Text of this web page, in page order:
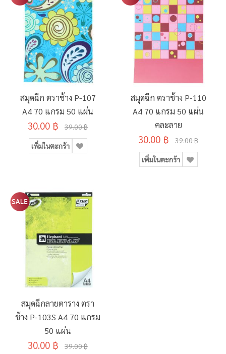
สมุดฉีก ตราช้าง P-107
A4 70 แกรม 50 แผ่น
30.00 ฿ 39.00 ฿
เพิ่มในตะกร้า
สมุดฉีก ตราช้าง P-110
A4 70 แกรม 50 แผ่น
คละลาย
30.00 ฿ 39.00 ฿
เพิ่มในตะกร้า
สมุดฉีกลายตาราง ตรา
ช้าง P-103S A4 70 แกรม
50 แผ่น
30.00 ฿ 39.00 ฿